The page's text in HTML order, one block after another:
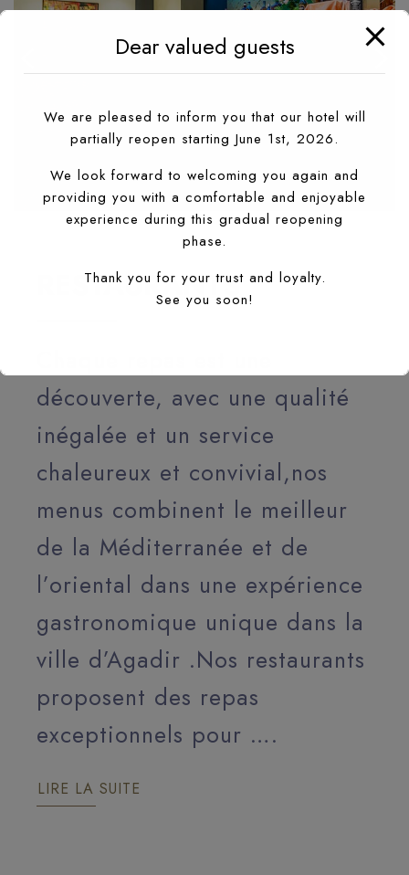
LE MARRAKECH RESTAURANT
RESTAURANTS
découverte, avec une qualité
inégalée et un service
chaleureux et convivial,nos
menus combinent le meilleur
de la Méditerranée et de
l’oriental dans une expérience
gastronomique unique dans la
ville d’Agadir .Nos restaurants
proposent des repas
exceptionnels pour ….
LIRE LA SUITE
Dear valued guests
We are pleased to inform you that our hotel will
partially reopen starting June 1st, 2026.
We look forward to welcoming you again and
providing you with a comfortable and enjoyable
experience during this gradual reopening
phase.
Thank you for your trust and loyalty.
See you soon!